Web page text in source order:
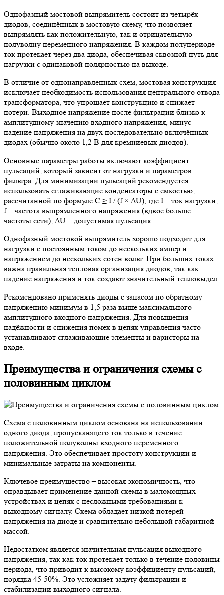
Однофазный мостовой выпрямитель состоит из четырёх
диодов, соединённых в мостовую схему, что позволяет
выпрямлять как положительную, так и отрицательную
полуволну переменного напряжения. В каждом полупериоде
ток протекает через два диода, обеспечивая сквозной путь для
нагрузки с одинаковой полярностью на выходе.
В отличие от однонаправленных схем, мостовая конструкция
исключает необходимость использования центрального отвода
трансформатора, что упрощает конструкцию и снижает
потери. Выходное напряжение после фильтрации близко к
амплитудному значению входного напряжения, минус
падение напряжения на двух последовательно включённых
диодах (обычно около 1,2 В для кремниевых диодов).
Основные параметры работы включают коэффициент
пульсаций, который зависит от нагрузки и параметров
фильтра. Для минимизации пульсаций рекомендуется
использовать сглаживающие конденсаторы с ёмкостью,
рассчитанной по формуле C ≥ I / (f × ΔU), где I – ток нагрузки,
f – частота выпрямленного напряжения (вдвое больше
частоты сети), ΔU – допустимая пульсация.
Однофазный мостовой выпрямитель хорошо подходит для
нагрузки с постоянным током до нескольких ампер и
напряжением до нескольких сотен вольт. При больших токах
важна правильная тепловая организация диодов, так как
падение напряжения и ток создают значительный тепловыдел.
Рекомендовано применять диоды с запасом по обратному
напряжению минимум в 1,5 раза выше максимального
амплитудного входного напряжения. Для повышения
надёжности и снижения помех в цепях управления часто
устанавливают сглаживающие элементы и варисторы на
входе.
Преимущества и ограничения схемы с
половинным циклом
Схема с половинным циклом основана на использовании
одного диода, пропускающего ток только в течение
положительной полуволны входного переменного
напряжения. Это обеспечивает простоту конструкции и
минимальные затраты на компоненты.
Ключевое преимущество – высокая экономичность, что
оправдывает применение данной схемы в маломощных
устройствах и цепях с несложными требованиями к
выходному сигналу. Схема обладает низкой потерей
напряжения на диоде и сравнительно небольшой габаритной
массой.
Недостатком является значительная пульсация выходного
напряжения, так как ток протекает только в течение половины
периода, что приводит к высокому коэффициенту пульсаций,
порядка 45-50%. Это усложняет задачу фильтрации и
стабилизации выходного сигнала.